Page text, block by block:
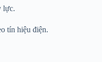
lực.
tín hiệu điện.